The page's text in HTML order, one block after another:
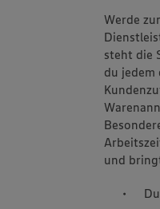
Werde
steht die
du
und